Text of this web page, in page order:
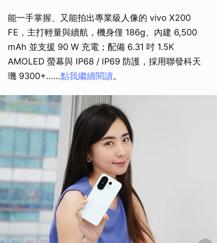
能一手掌握、又能拍出專業級人像的 vivo X200
FE，主打輕量與續航，機身僅 186g、內建 6,500
mAh 並支援 90 W 充電；配備 6.31 吋 1.5K
AMOLED 螢幕與 IP68 / IP69 防護，採用聯發科天
璣 9300+……點我繼續閱讀。